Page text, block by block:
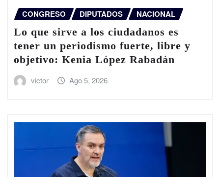
CONGRESO DIPUTADOS NACIONAL
Lo que sirve a los ciudadanos es
tener un periodismo fuerte, libre y
objetivo: Kenia López Rabadán
victor Ago 5, 2026